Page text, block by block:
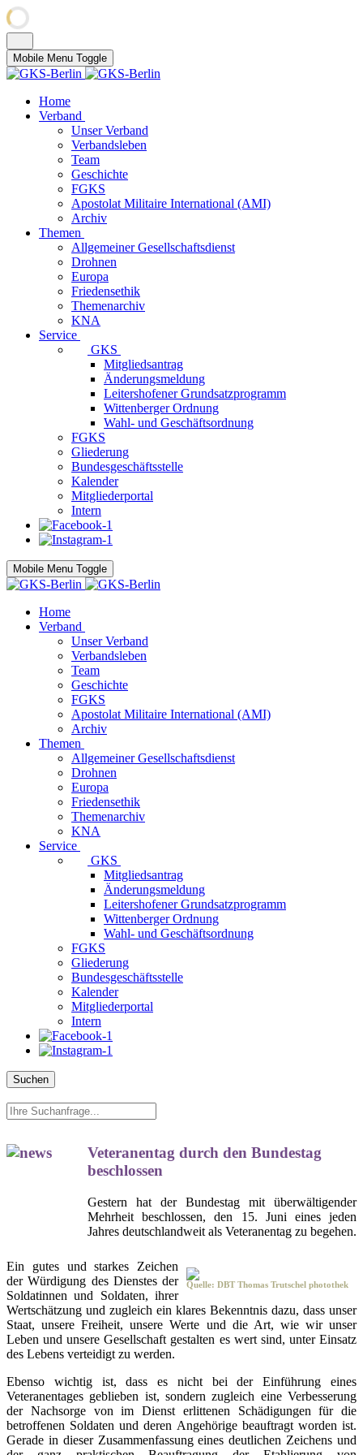
Mobile Menu Toggle
Home
Verband
Unser Verband
Verbandsleben
Team
Geschichte
FGKS
Apostolat Militaire International (AMI)
Archiv
Themen
Allgemeiner Gesellschaftsdienst
Drohnen
Europa
Friedensethik
Themenarchiv
KNA
Service
GKS
Mitgliedsantrag
Änderungsmeldung
Leitershofener Grundsatzprogramm
Wittenberger Ordnung
Wahl- und Geschäftsordnung
FGKS
Gliederung
Bundesgeschäftsstelle
Kalender
Mitgliederportal
Intern
Mobile Menu Toggle
Home
Verband
Unser Verband
Verbandsleben
Team
Geschichte
FGKS
Apostolat Militaire International (AMI)
Archiv
Themen
Allgemeiner Gesellschaftsdienst
Drohnen
Europa
Friedensethik
Themenarchiv
KNA
Service
GKS
Mitgliedsantrag
Änderungsmeldung
Leitershofener Grundsatzprogramm
Wittenberger Ordnung
Wahl- und Geschäftsordnung
FGKS
Gliederung
Bundesgeschäftsstelle
Kalender
Mitgliederportal
Intern
Suchen
Veteranentag durch den Bundestag
beschlossen
Gestern hat der Bundestag mit überwältigender
Mehrheit beschlossen, den 15. Juni eines jeden
Jahres deutschlandweit als Veteranentag zu begehen.
Quelle: DBT Thomas Trutschel photothek
Ein gutes und starkes Zeichen
der Würdigung des Dienstes der
Soldatinnen und Soldaten, ihrer
Wertschätzung und zugleich ein klares Bekenntnis dazu, dass unser
Staat, unsere Freiheit, unsere Werte und die Art, wie wir unser
Leben und unsere Gesellschaft gestalten es wert sind, unter Einsatz
des Lebens verteidigt zu werden.
Ebenso wichtig ist, dass es nicht bei der Einführung eines
Veteranentages geblieben ist, sondern zugleich eine Verbesserung
der Nachsorge von im Dienst erlittenen Schädigungen für die
betroffenen Soldaten und deren Angehörige beauftragt worden ist.
Gerade in dieser Zusammenfassung eines deutlichen Zeichens und